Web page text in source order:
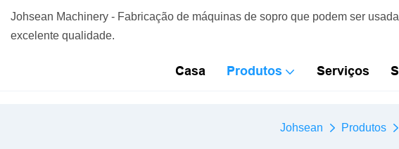
Johsean Machinery - Fabricação de máquinas de sopro que podem ser
excelente qualidade.
Casa Produtos Serviços
Johsean Produtos